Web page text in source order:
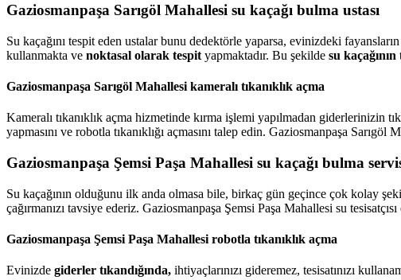
Gaziosmanpaşa Sarıgöl Mahallesi su kaçağı bulma ustası
Su kaçağını tespit eden ustalar bunu dedektörle yaparsa, evinizdeki
kullanmakta ve noktasal olarak tespit yapmaktadır. Bu şekilde su kaçağının
Gaziosmanpaşa Sarıgöl Mahallesi kameralı tıkanıklık açma
Kameralı tıkanıklık açma hizmetinde kırma işlemi yapılmadan giderlerinizin
yapmasını ve robotla tıkanıklığı açmasını talep edin. Gaziosmanpaşa
Gaziosmanpaşa Şemsi Paşa Mahallesi su kaçağı bulma
Su kaçağının olduğunu ilk anda olmasa bile, birkaç gün geçince çok kolay
çağırmanızı tavsiye ederiz. Gaziosmanpaşa Şemsi Paşa Mahallesi su
Gaziosmanpaşa Şemsi Paşa Mahallesi robotla tıkanıklık açma
Evinizde giderler tıkandığında, ihtiyaçlarınızı gideremez, tesisatınızı